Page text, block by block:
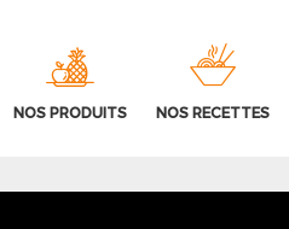
NOS PRODUITS NOS RECETTES